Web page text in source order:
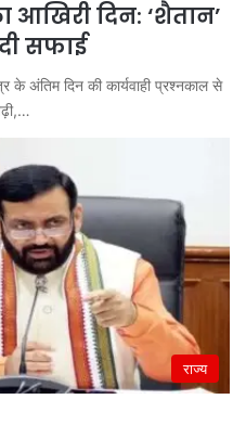
आखिरी दिन: ‘शैतान’
सफाई
के अंतिम दिन की कार्यवाही प्रश्नकाल से
राज्य